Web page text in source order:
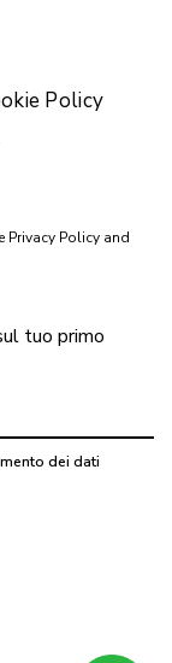
Policy
Privacy Policy and
tuo primo
dei dati